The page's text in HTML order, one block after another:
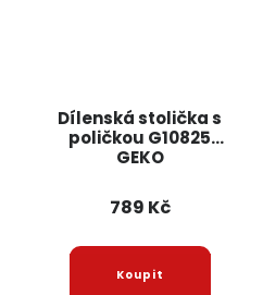
Dílenská stolička s
poličkou G10825
GEKO
789 Kč